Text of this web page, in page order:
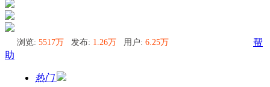
浏览: 5517万 发布: 1.26万 用户: 6.25万
帮
助
热门